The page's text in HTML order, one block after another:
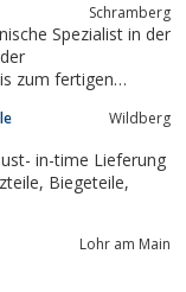
breiteSchramberg
Spezialist in der
zum fertigen
Wildberg
Lohr am Main